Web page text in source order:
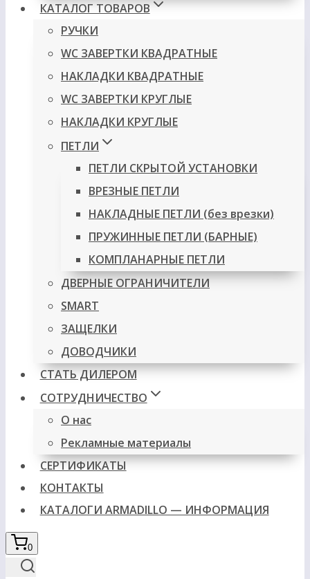
КАТАЛОГ ТОВАРОВ
РУЧКИ
WC ЗАВЕРТКИ КВАДРАТНЫЕ
НАКЛАДКИ КВАДРАТНЫЕ
WC ЗАВЕРТКИ КРУГЛЫЕ
НАКЛАДКИ КРУГЛЫЕ
ПЕТЛИ
ПЕТЛИ СКРЫТОЙ УСТАНОВКИ
ВРЕЗНЫЕ ПЕТЛИ
НАКЛАДНЫЕ ПЕТЛИ (без врезки)
ПРУЖИННЫЕ ПЕТЛИ (БАРНЫЕ)
КОМПЛАНАРНЫЕ ПЕТЛИ
ДВЕРНЫЕ ОГРАНИЧИТЕЛИ
SMART
ЗАЩЕЛКИ
ДОВОДЧИКИ
СТАТЬ ДИЛЕРОМ
СОТРУДНИЧЕСТВО
О нас
Рекламные материалы
СЕРТИФИКАТЫ
КОНТАКТЫ
КАТАЛОГИ ARMADILLO — ИНФОРМАЦИЯ
0